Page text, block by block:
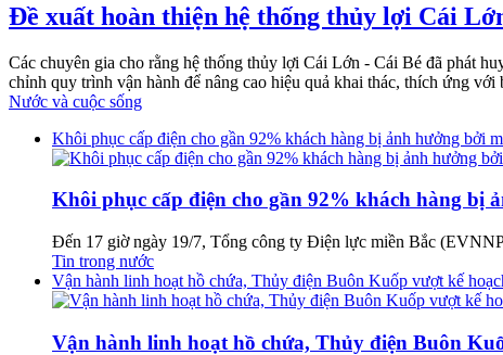
Đề xuất hoàn thiện hệ thống thủy lợi Cái
Các chuyên gia cho rằng hệ thống thủy lợi Cái Lớn - Cái Bé đã phát
chỉnh quy trình vận hành để nâng cao hiệu quả khai thác, thích ứng với
Nước và cuộc sống
Khôi phục cấp điện cho gần 92% khách hàng bị ảnh hưởng bởi
Khôi phục cấp điện cho gần 92% khách hàng bị
Đến 17 giờ ngày 19/7, Tổng công ty Điện lực miền Bắc
Tin trong nước
Vận hành linh hoạt hồ chứa, Thủy điện Buôn Kuốp vượt kế
Vận hành linh hoạt hồ chứa, Thủy điện Buôn